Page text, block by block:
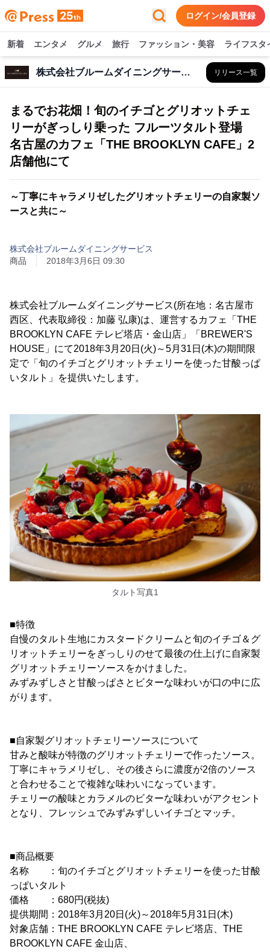
ログイン/会員登録
新着 エンタメ グルメ 旅行 ファッション・美容 ライフスタ
株式会社ブルームダイニングサービス リリース一覧
まるでお花畑！旬のイチゴとグリオットチェ
リーがぎっしり乗った フルーツタルト登場
名古屋のカフェ「THE BROOKLYN CAFE」2
店舗他にて
～丁寧にキャラメリゼしたグリオットチェリーの自家製ソ
ースと共に～
株式会社ブルームダイニングサービス
商品
2018年3月6日 09:30
株式会社ブルームダイニングサービス(所在地：名古屋市
西区、代表取締役：加藤 弘康)は、運営するカフェ「THE
BROOKLYN CAFE テレビ塔店・金山店」「BREWER'S
HOUSE」にて2018年3月20日(火)～5月31日(木)の期間限
定で「旬のイチゴとグリオットチェリーを使った甘酸っぱ
いタルト」を提供いたします。
タルト写真1
■特徴
自慢のタルト生地にカスタードクリームと旬のイチゴ＆グ
リオットチェリーをぎっしりのせて最後の仕上げに自家製
グリオットチェリーソースをかけました。
みずみずしさと甘酸っぱさとビターな味わいが口の中に広
がります。
■自家製グリオットチェリーソースについて
甘みと酸味が特徴のグリオットチェリーで作ったソース。
丁寧にキャラメリゼし、その後さらに濃度が2倍のソース
と合わせることで複雑な味わいになっています。
チェリーの酸味とカラメルのビターな味わいがアクセント
となり、フレッシュでみずみずしいイチゴとマッチ。
■商品概要
名称 ：旬のイチゴとグリオットチェリーを使った甘酸
っぱいタルト
価格 ：680円(税抜)
提供期間：2018年3月20日(火)～2018年5月31日(木)
対象店舗：THE BROOKLYN CAFE テレビ塔店、THE
BROOKLYN CAFE 金山店、